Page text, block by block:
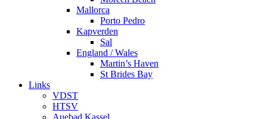
Mallorca
Porto Pedro
Kapverden
Sal
England / Wales
Martin’s Haven
St Brides Bay
Links
VDST
HTSV
Auebad Kassel